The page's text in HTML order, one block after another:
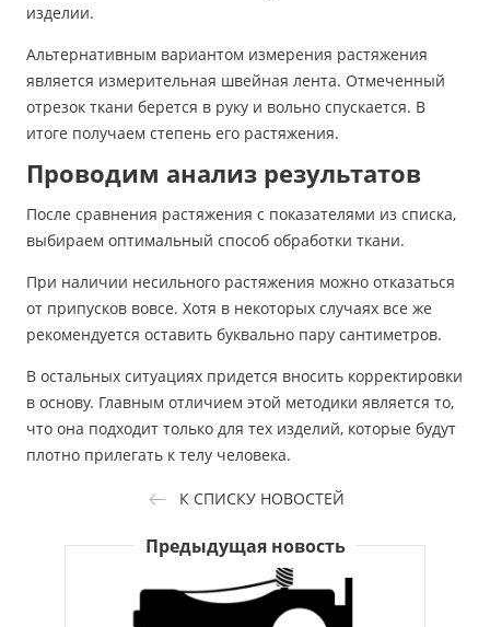
изделии.
Альтернативным вариантом измерения растяжения
является измерительная швейная лента. Отмеченный
отрезок ткани берется в руку и вольно спускается. В
итоге получаем степень его растяжения.
Проводим анализ результатов
После сравнения растяжения с показателями из списка,
выбираем оптимальный способ обработки ткани.
При наличии несильного растяжения можно отказаться
от припусков вовсе. Хотя в некоторых случаях все же
рекомендуется оставить буквально пару сантиметров.
В остальных ситуациях придется вносить корректировки
в основу. Главным отличием этой методики является то,
что она подходит только для тех изделий, которые будут
плотно прилегать к телу человека.
К СПИСКУ НОВОСТЕЙ
Предыдущая новость